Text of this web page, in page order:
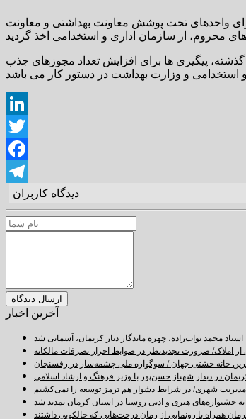
عمومی و ۱۵ دندانپزشک به صورت قرارداد کار معین برای واحدهای تحت پوشش معاونت بهداشتی و معاونت
توجه به اخذ مجوز جذب ۲۲ متخصص و فوق تخصص در ماه گذشته، پیگیری ها برای افزایش تعداد مجوزهای جذب
LinkedIn
Twitter
Facebook
Telegram
دیدگاه کاربران
آخرین اخبار
استاد محمد نواب‌زاده، چهره ماندگار دیار کریمان، آسمانی شد
املاک/ ضرورت تجدیدنظر در ضوابط احراز تصرفات مالکانه
خانه خشتی جهان / سوگواره ملی چشمه‌سار در رفسنجان
در دیدار شهباز حسن‌پور با وزیر فرهنگ و ارشاد اسلامی
شهری/ در شرایط دشوار هم ترمز توسعه را نمی‌کشیم
جشنواره‌های هنری و ادبی روستا در استان کرمان تمدید شد
همراه با رونمایی از رمان درخت‌هایی که خالکوبی داشتند